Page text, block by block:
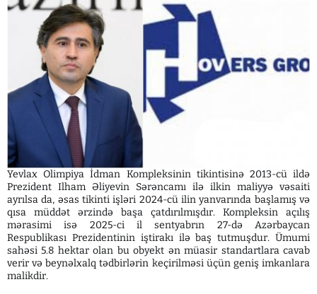
Yevlax Olimpiya İdman Kompleksinin tikintisinə 2013-cü ildə
Prezident Ilham Əliyevin Sərəncamı ilə ilkin maliyyə vəsaiti
ayrılsa da, əsas tikinti işləri 2024-cü ilin yanvarında başlamış və
qısa müddət ərzində başa çatdırılmışdır. Kompleksin açılış
mərasimi isə 2025-ci il sentyabrın 27-də Azərbaycan
Respublikası Prezidentinin iştirakı ilə baş tutmuşdur. Ümumi
sahəsi 5.8 hektar olan bu obyekt ən müasir standartlara cavab
verir və beynəlxalq tədbirlərin keçirilməsi üçün geniş imkanlara
malikdir.